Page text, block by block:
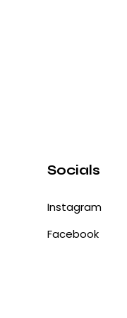
Socials
Instagram
Facebook